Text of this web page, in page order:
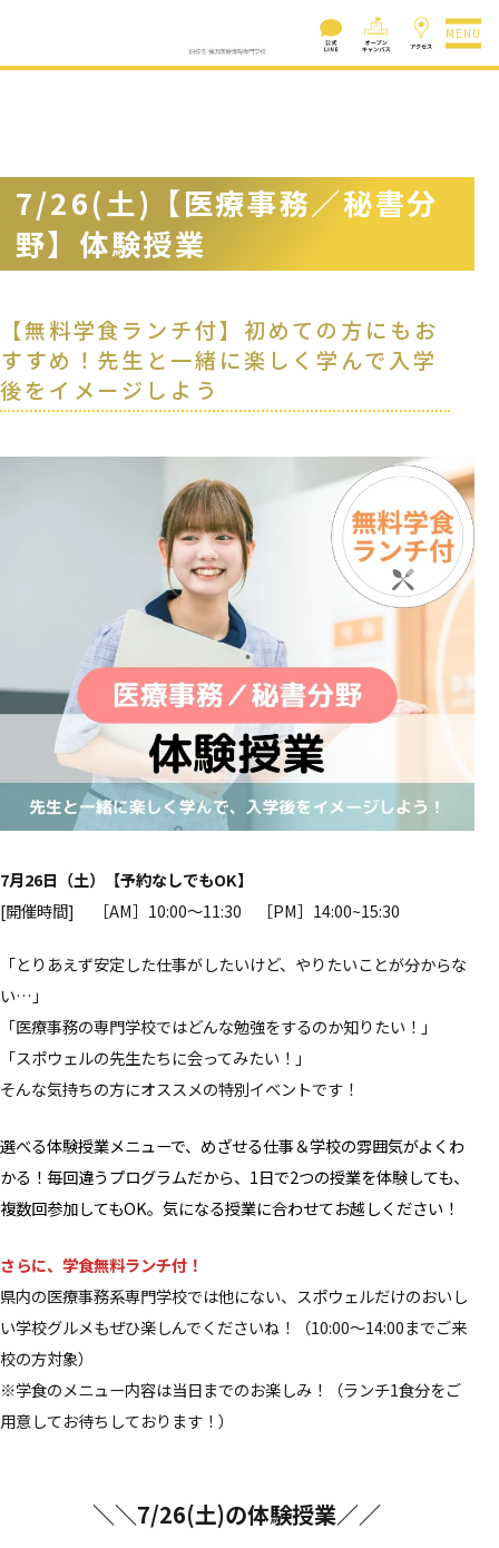
MENU
7/26(土)【医療事務／秘書分
野】体験授業
【無料学食ランチ付】初めての方にもお
すすめ！先生と一緒に楽しく学んで入学
後をイメージしよう
7月26日（土）【予約なしでもOK】
[開催時間] ［AM］10:00～11:30 ［PM］14:00~15:30
「とりあえず安定した仕事がしたいけど、やりたいことが分からな
い…」
「医療事務の専門学校ではどんな勉強をするのか知りたい！」
「スポウェルの先生たちに会ってみたい！」
そんな気持ちの方にオススメの特別イベントです！
選べる体験授業メニューで、めざせる仕事＆学校の雰囲気がよくわ
かる！毎回違うプログラムだから、1日で2つの授業を体験しても、
複数回参加してもOK。気になる授業に合わせてお越しください！
さらに、学食無料ランチ付！
県内の医療事務系専門学校では他にない、スポウェルだけのおいし
い学校グルメもぜひ楽しんでくださいね！（10:00～14:00までご来
校の方対象）
※学食のメニュー内容は当日までのお楽しみ！（ランチ1食分をご
用意してお待ちしております！）
＼＼7/26(土)の体験授業／／